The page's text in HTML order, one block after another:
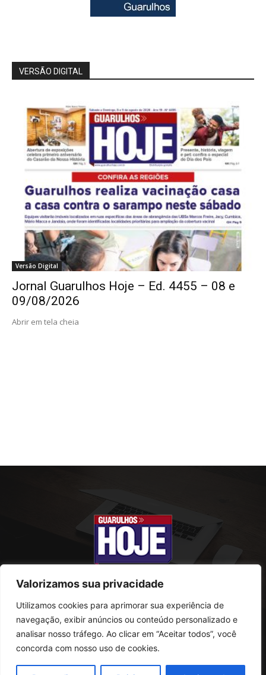
Valorizamos sua privacidade
Utilizamos cookies para aprimorar sua experiência de
navegação, exibir anúncios ou conteúdo personalizado e
analisar nosso tráfego. Ao clicar em “Aceitar todos”, você
concorda com nosso uso de cookies.
VERSÃO DIGITAL
Versão Digital
Jornal Guarulhos Hoje – Ed. 4455 – 08 e
09/08/2026
Abrir em tela cheia
SOBRE NÓS
Rua Conselheiro Antonio Prado, 121